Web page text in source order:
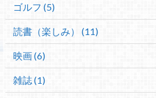
ゴルフ (5)
読書（楽しみ） (11)
映画 (6)
雑誌 (1)